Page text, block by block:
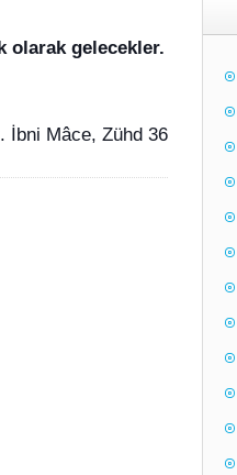
olarak gelecekler.
İbni Mâce, Zühd 36